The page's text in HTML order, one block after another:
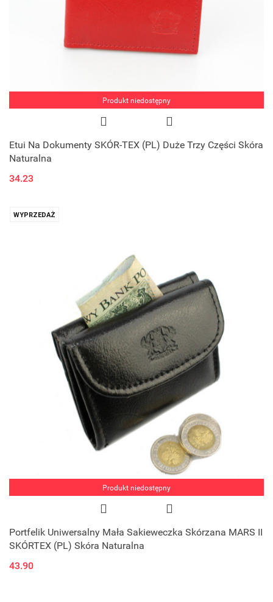
Produkt niedostępny
Etui Na Dokumenty SKÓR-TEX (PL) Duże Trzy Części Skóra
Naturalna
34.23
WYPRZEDAŻ
Produkt niedostępny
Portfelik Uniwersalny Mała Sakieweczka Skórzana MARS II
SKÓRTEX (PL) Skóra Naturalna
43.90